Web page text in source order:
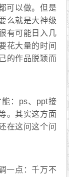
可以做。但是
么就是大神级
有可能日入几
花大量的时间
的作品脱颖而
：ps、ppt接
。其实这方面
在这问这个问
一点：千万不